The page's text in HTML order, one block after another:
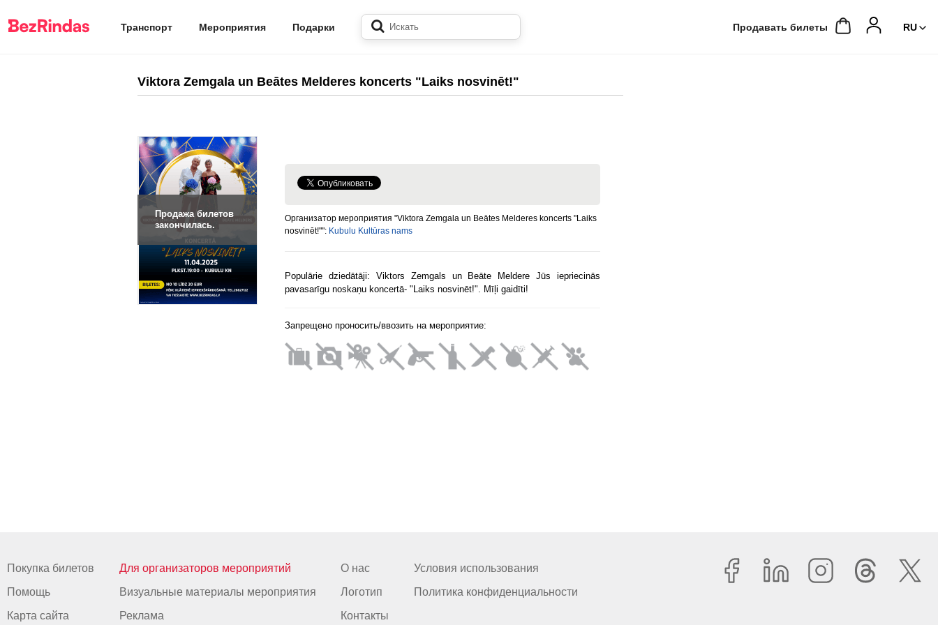
Транспорт Мероприятия Подарки Продавать билеты
Viktora Zemgala un Beātes Melderes koncerts "Laiks nosvinēt!"
Продажа билетов
закончилась.
Организатор мероприятия "Viktora Zemgala un Beātes Melderes koncerts "Laiks
nosvinēt!"": Kubulu Kultūras nams
Populārie dziedātāji: Viktors Zemgals un Beāte Meldere Jūs iepriecinās
pavasarīgu noskaņu koncertā- "Laiks nosvinēt!". Mīļi gaidīti!
Запрещено проносить/ввозить на мероприятие:
Покупка билетов
Помощь
Карта сайта
Для организаторов мероприятий
Визуальные материалы мероприятия
Реклама
О нас
Логотип
Контакты
Условия использования
Политика конфиденциальности